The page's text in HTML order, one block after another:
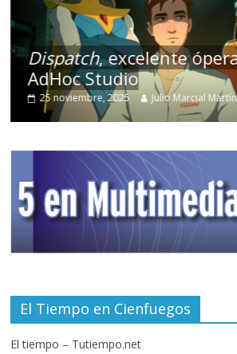
Dispatch, excelente
AdHoc Studio
25 noviembre, 2025 Julio Marcial
El Tiempo en Cienfuegos
El tiempo – Tutiempo.net